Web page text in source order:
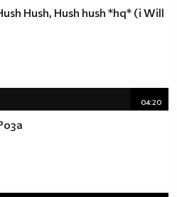
Hush, Hush hush *hq* (i Will
04:20